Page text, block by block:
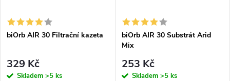
biOrb AIR 30 Filtrační kazeta
329 Kč
Skladem >5 ks
biOrb AIR 30 Substrát Arid
Mix
253 Kč
Skladem >5 ks